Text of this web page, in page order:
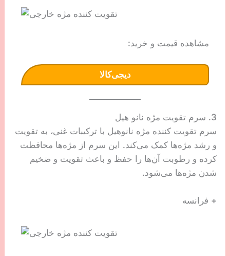
مشاهده قیمت و خرید:
دیجی‌کالا
3. سرم تقویت مژه نانو هیل
سرم تقویت کننده مژه نانوهیل با ترکیبات غنی، به تقویت
و رشد مژه‌ها کمک می‌کند. این سرم از مژه‌ها محافظت
کرده و رطوبت آن‌ها را حفظ و باعث تقویت و ضخیم
شدن مژه‌ها می‌شود.
+ فرانسه